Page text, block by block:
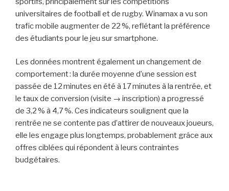
universitaires de football et de rugby. Winamax a vu son
trafic mobile augmenter de 22 %, reflétant la préférence
des étudiants pour le jeu sur smartphone.
Les données montrent également un changement de
comportement : la durée moyenne d’une session est
passée de 12 minutes en été à 17 minutes à la rentrée, et
le taux de conversion (visite → inscription) a progressé
de 3,2 % à 4,7 %. Ces indicateurs soulignent que la
rentrée ne se contente pas d’attirer de nouveaux joueurs,
elle les engage plus longtemps, probablement grâce aux
offres ciblées qui répondent à leurs contraintes
budgétaires.